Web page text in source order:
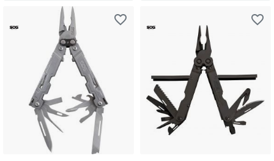
favorite_border favorite_border